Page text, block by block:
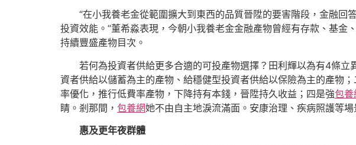
“在小我養老金從範圍擴大到東西的品質晉陞的要害階段，金融回
投資效能。”董希淼表現，今朝小我養老金金融產物曾經有存款、基
持續豐盛產物目次。
若何為投資者供給更多合適的可投產物選擇？田利輝以為有4條
資者供給以儲蓄為主的產物、給穩健型投資者供給以保險為主的產物
率優化，推行低費率產物，下降持有本錢，晉陞持久收益；四是強包養
睛。剎那間， 包養網她不由自主地淚流滿面。安康治理、疾病照護等
惠及更年夜群體